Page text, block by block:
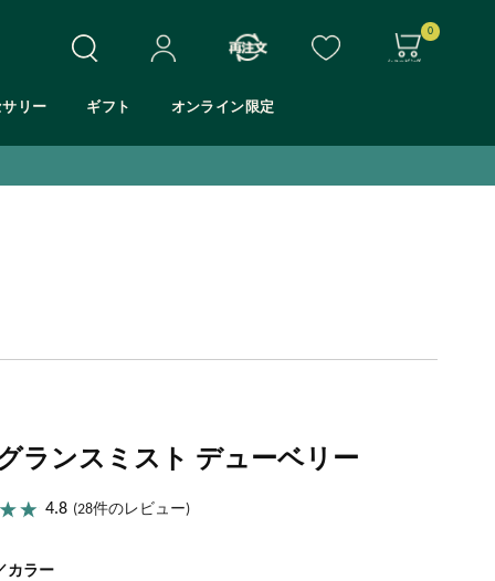
0
コナッツ
アロエ Eシリーズ
リー ギフト オンライン限定
ランスミスト デューベリー
4.8 (28件のレビュー)
カラー